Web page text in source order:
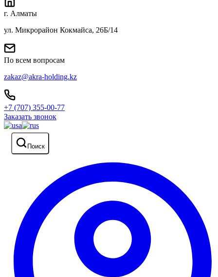
г. Алматы
ул. Микрорайон Кокмайса, 26Б/14
По всем вопросам
zakaz@akra-holding.kz
+7 (707) 355-00-77
Заказать звонок
Поиск